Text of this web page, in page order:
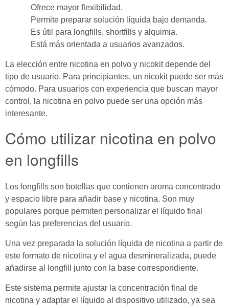
Ofrece mayor flexibilidad.
Permite preparar solución líquida bajo demanda.
Es útil para longfills, shortfills y alquimia.
Está más orientada a usuarios avanzados.
La elección entre nicotina en polvo y nicokit depende del
tipo de usuario. Para principiantes, un nicokit puede ser más
cómodo. Para usuarios con experiencia que buscan mayor
control, la nicotina en polvo puede ser una opción más
interesante.
Cómo utilizar nicotina en polvo
en longfills
Los longfills son botellas que contienen aroma concentrado
y espacio libre para añadir base y nicotina. Son muy
populares porque permiten personalizar el líquido final
según las preferencias del usuario.
Una vez preparada la solución líquida de nicotina a partir de
este formato de nicotina y el agua desmineralizada, puede
añadirse al longfill junto con la base correspondiente.
Este sistema permite ajustar la concentración final de
nicotina y adaptar el líquido al dispositivo utilizado, ya sea